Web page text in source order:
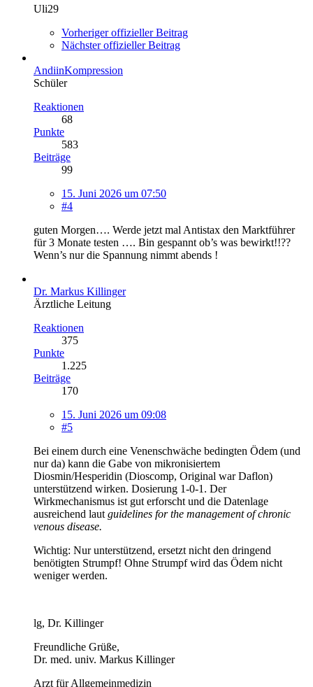
Uli29
Vorheriger offizieller Beitrag
Nächster offizieller Beitrag
AndiinKompression
Schüler
Reaktionen
68
Punkte
583
Beiträge
99
15. Juni 2026 um 07:50
#4
guten Morgen…. Werde jetzt mal Antistax den Marktführer
für 3 Monate testen …. Bin gespannt ob’s was bewirkt!!??
Wenn’s nur die Spannung nimmt abends !
Dr. Markus Killinger
Ärztliche Leitung
Reaktionen
375
Punkte
1.225
Beiträge
170
15. Juni 2026 um 09:08
#5
Bei einem durch eine Venenschwäche bedingten Ödem (und
nur da) kann die Gabe von mikronisiertem
Diosmin/Hesperidin (Dioscomp, Original war Daflon)
unterstützend wirken. Dosierung 1-0-1. Der
Wirkmechanismus ist gut erforscht und die Datenlage
ausreichend laut guidelines for the management of chronic
venous disease.
Wichtig: Nur unterstützend, ersetzt nicht den dringend
benötigten Strumpf! Ohne Strumpf wird das Ödem nicht
weniger werden.
lg, Dr. Killinger
Freundliche Grüße,
Dr. med. univ. Markus Killinger
Arzt für Allgemeinmedizin